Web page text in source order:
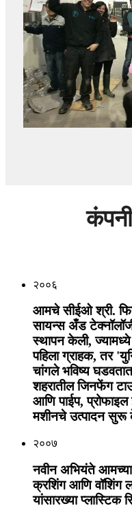
२००६
आमचे सीईओ श्री.
सायन्स अँड
स्थापन केली,
पहिला ग्राहक, तर
चांगले भविष्य घडवतात
शहरातील जिनफेंग
आणि पाईप,
मशीनचे उत्पादन
२००७
नवीन अभियंते
क्रशिंग आणि वॉशिंग
यांसारख्या